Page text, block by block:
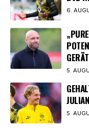
6.
ERÄT
5.
5.